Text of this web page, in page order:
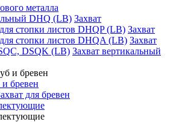
металла
DHQ (LB) Захват
стопки листов DHQP (LB) Захват
стопки листов DHQA (LB) Захват
DSQK (LB) Захват вертикальный
и бревен
для бревен